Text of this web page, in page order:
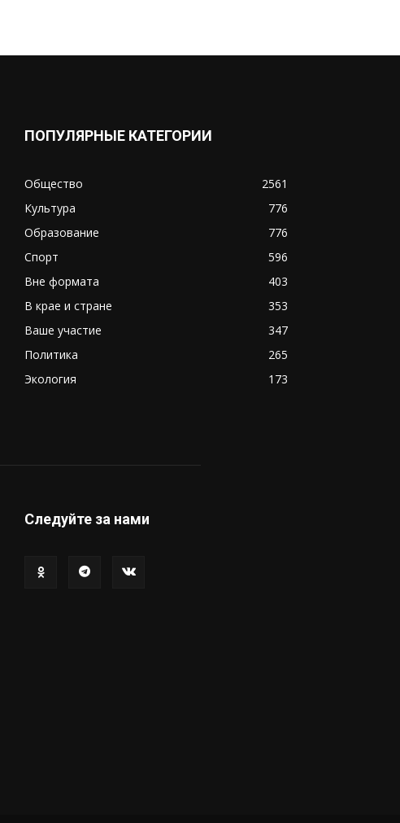
ПОПУЛЯРНЫЕ КАТЕГОРИИ
Общество
2561
Культура
776
Образование
776
Спорт
596
Вне формата
403
В крае и стране
353
Ваше участие
347
Политика
265
Экология
173
Следуйте за нами